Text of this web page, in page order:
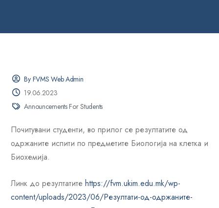
By FVMS Web Admin
19.06.2023
Announcements For Students
Почитувани студенти, во прилог се резултатите од
одржаните испити по предметите Биологија на клетка и
Биохемија.
Линк до резултатите https://fvm.ukim.edu.mk/wp-
content/uploads/2023/06/Резултати-од-одржаните-